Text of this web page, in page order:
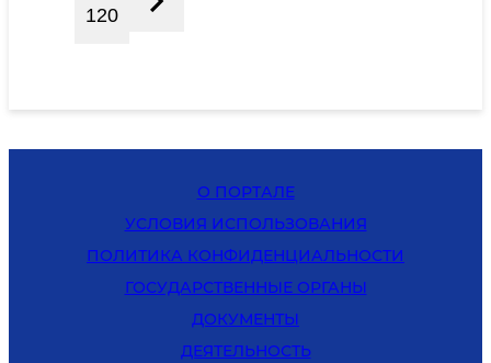
120
О ПОРТАЛЕ
УСЛОВИЯ ИСПОЛЬЗОВАНИЯ
ПОЛИТИКА КОНФИДЕНЦИАЛЬНОСТИ
ГОСУДАРСТВЕННЫЕ ОРГАНЫ
ДОКУМЕНТЫ
ДЕЯТЕЛЬНОСТЬ